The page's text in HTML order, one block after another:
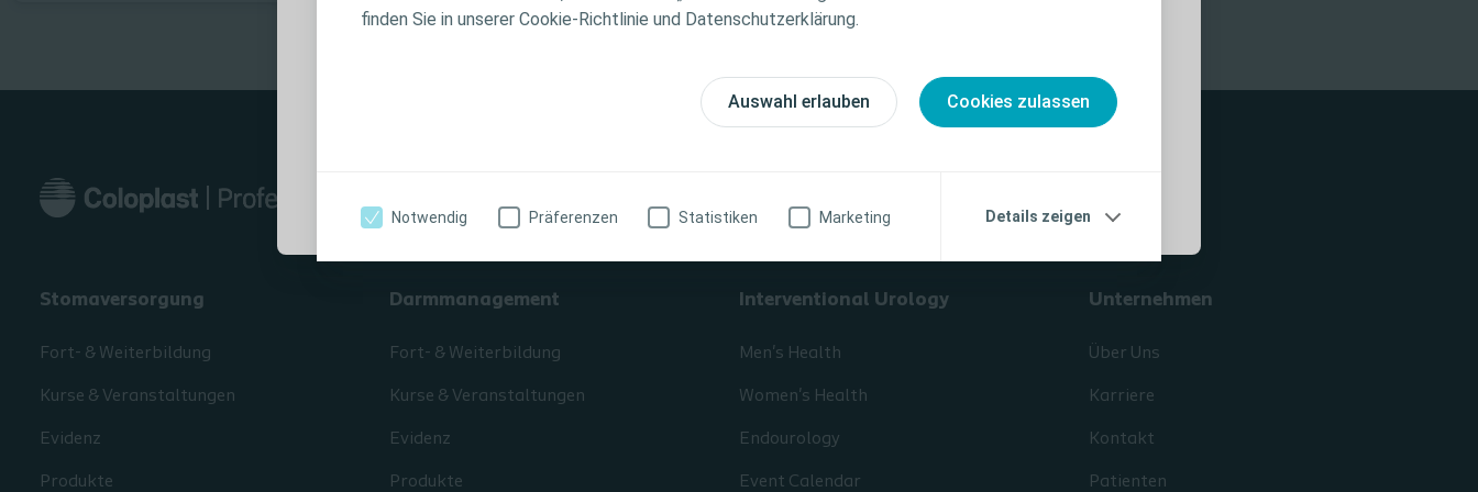
finden Sie in unserer Cookie-Richtlinie und Datenschutzerklärung.
Auswahl erlauben Cookies zulassen
Notwendig Präferenzen Statistiken Marketing Details zeigen
Produktinformationen zu den vorgestellten Produkten, einschließlich
journey, procedural steps and associated procedural
Stomaversorgung
Fort- & Weiterbildung
Kurse & Veranstaltungen
Evidenz
Produkte
Darmmanagement
Fort- & Weiterbildung
Kurse & Veranstaltungen
Evidenz
Produkte
Interventional Urology
Men's Health
Women's Health
Endourology
Event Calendar
Unternehmen
Über Uns
Karriere
Kontakt
Patienten